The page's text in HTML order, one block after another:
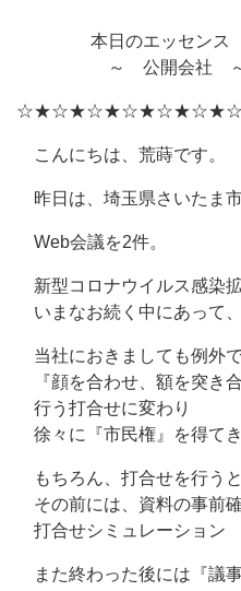
本日のエッセンス
～ 公開会社
こんにちは、荒蒔です。
昨日は、埼玉県さいたま
Web会議を2件。
新型コロナウイルス感染
いまなお続く中にあって
当社におきましても例外
『顔を合わせ、額を突き合
行う打合せに変わり
徐々に『市民権』を得てき
もちろん、打合せを行う
その前には、資料の事前
打合せシミュレーション
また終わった後には『議